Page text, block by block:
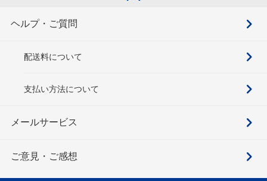
ヘルプ・ご質問
配送料について
支払い方法について
メールサービス
ご意見・ご感想